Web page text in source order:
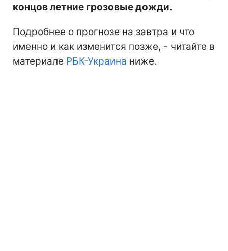
концов летние грозовые дожди.
Подробнее о прогнозе на завтра и что
именно и как изменится позже, - читайте в
материале РБК-Украина ниже.